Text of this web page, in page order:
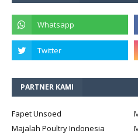
PARTNER KAMI
Fapet Unsoed
Majalah Poultry Indonesia